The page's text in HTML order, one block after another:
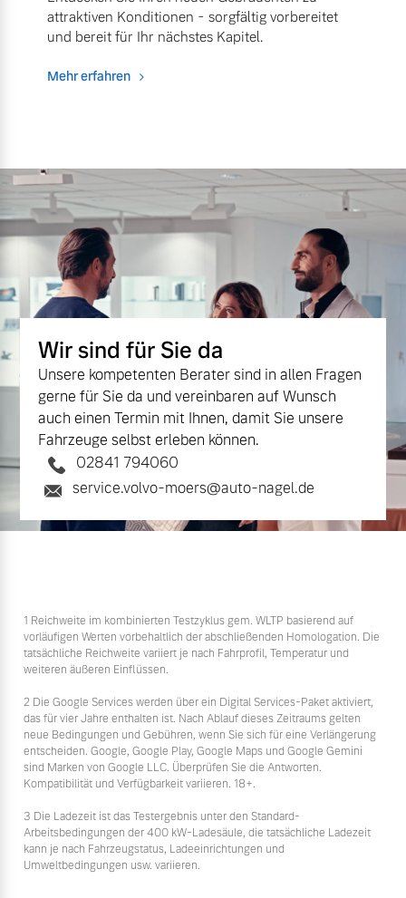
attraktiven Konditionen - sorgfältig vorbereitet
und bereit für Ihr nächstes Kapitel.
Mehr erfahren
Wir sind für Sie da
Unsere kompetenten Berater sind in allen Fragen
gerne für Sie da und vereinbaren auf Wunsch
auch einen Termin mit Ihnen, damit Sie unsere
Fahrzeuge selbst erleben können.
02841 794060
service.volvo-moers@auto-nagel.de
1 Reichweite im kombinierten Testzyklus gem. WLTP basierend auf
vorläufigen Werten vorbehaltlich der abschließenden Homologation. Die
tatsächliche Reichweite variiert je nach Fahrprofil, Temperatur und
weiteren äußeren Einflüssen.
2 Die Google Services werden über ein Digital Services-Paket aktiviert,
das für vier Jahre enthalten ist. Nach Ablauf dieses Zeitraums gelten
neue Bedingungen und Gebühren, wenn Sie sich für eine Verlängerung
entscheiden. Google, Google Play, Google Maps und Google Gemini
sind Marken von Google LLC. Überprüfen Sie die Antworten.
Kompatibilität und Verfügbarkeit variieren. 18+.
3 Die Ladezeit ist das Testergebnis unter den Standard-
Arbeitsbedingungen der 400 kW-Ladesäule, die tatsächliche Ladezeit
kann je nach Fahrzeugstatus, Ladeeinrichtungen und
Umweltbedingungen usw. variieren.